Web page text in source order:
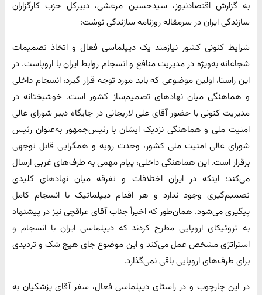
به گزارش اقتصادنیوز، سیدحسین مرعشی، دبیرکل حزب کارگزاران
سازندگی ایران در سرمقاله روزنامه سازندگی نوشت:
شرایط کنونی کشور نیازمند یک دیپلماسی فعال و اتخاذ تصمیمات
شجاعانه به‌ویژه در مدیریت منافع و انسجام روابط ایران با اروپاست. در
این راستا، اولین موضوعی که باید مورد توجه قرار گیرد، انسجام داخلی
و هماهنگی میان نهادهای تصمیم‌ساز کشور است. خوشبختانه در
مدیریت کنونی با حضور آقای علی لاریجانی در جایگاه دبیر شورای عالی
امنیت ملی و هماهنگی نزدیک ایشان با رئیس‌جمهور به‌عنوان رئیس
شورای عالی امنیت ملی کشور، وحدت رویه و همگرایی قابل توجهی
برقرار است. این هماهنگی داخلی، پیام مهمی به طرف‌های غربی ارسال
می‌کند؛ اینکه در ایران اختلافات و تفرقه میان نهادهای کلیدی
تصمیم‌گیری وجود ندارد و هر اقدام دیپلماتیک با انسجام کامل
پیگیری می‌شود. همان‌طور که اخیراً جناب آقای عراقچی نیز در پیشنهاد
به تروئیکای اروپایی مطرح کردند که دیپلماسی ایران با انسجام و
استراتژی مشخص عمل می‌کند و این موضوع جای هیچ شک و تردیدی
برای طرف‌های اروپایی باقی نمی‌گذارد.
در این چارچوب و در راستای دیپلماسی فعال، سفر آقای پزشکیان به